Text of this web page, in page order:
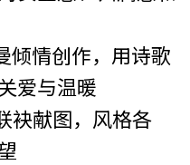
情创作，用诗歌
爱与温暖
袂献图，风格各